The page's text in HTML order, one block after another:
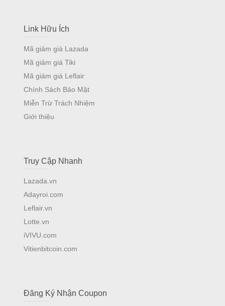
Link Hữu Ích
Mã giảm giá Lazada
Mã giảm giá Tiki
Mã giảm giá Leflair
Chính Sách Bảo Mật
Miễn Trừ Trách Nhiệm
Giới thiệu
Truy Cập Nhanh
Lazada.vn
Adayroi.com
Leflair.vn
Lotte.vn
iVIVU.com
Vitienbitcoin.com
Đăng Ký Nhận Coupon